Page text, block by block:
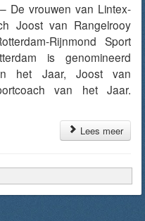
De vrouwen van Lintex-
Joost van Rangelrooy
Rijnmond Sport
is genomineerd
het Jaar, Joost van
van het Jaar.
Lees meer